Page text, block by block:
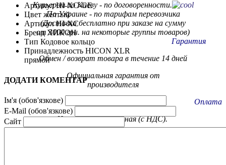
Курьером по Киеву - по договоренности.
По Украине - по тарифам перевозчика
(Доставка бесплатно при заказе на сумму
от 3000 грн. на некоторые группы товаров)
Гарантия
Обмен / возврат товара в течение 14 дней
Официальная гарантия от
производителя
Оплата
Наличная, безналичная (с НДС).
Артикул HI-XC-GE
Цвет желтый
Артикул HI-XC
Бренд ХИКОН
Тип Кодовое кольцо
Принадлежность HICON XLR
прямой
ДОДАТИ КОМЕНТАР
Ім'я (обов'язкове)
E-Mail (обов'язкове)
Сайт